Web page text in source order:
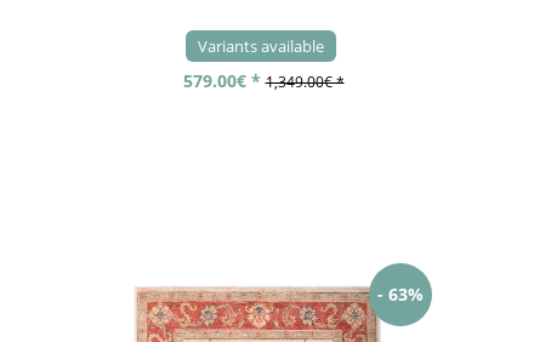
Variants available
579.00€ * 1,349.00€ *
- 63%